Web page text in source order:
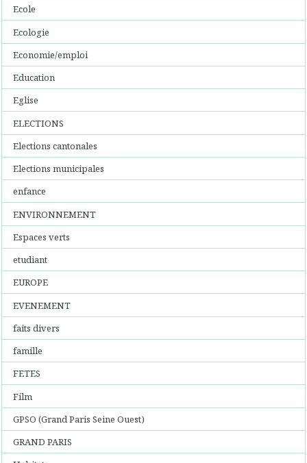
Ecole
Ecologie
Economie/emploi
Education
Eglise
ELECTIONS
Elections cantonales
Elections municipales
enfance
ENVIRONNEMENT
Espaces verts
etudiant
EUROPE
EVENEMENT
faits divers
famille
FETES
Film
GPSO (Grand Paris Seine Ouest)
GRAND PARIS